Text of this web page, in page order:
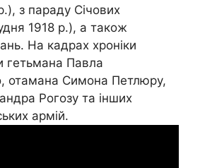
з параду Січових
1918 р.), а також
На кадрах хроніки
гетьмана Павла
отамана Симона Петлюру,
Рогозу та інших
армій.